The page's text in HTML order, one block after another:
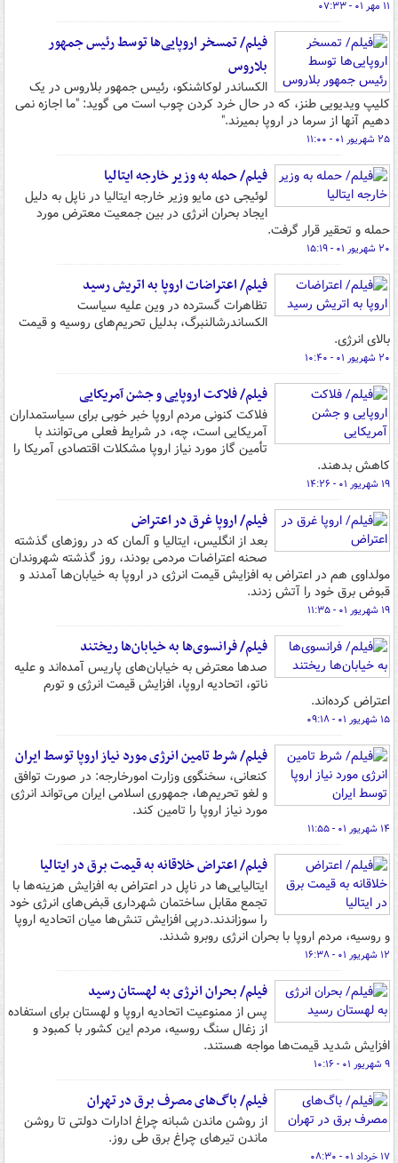
۱۱ مهر ۰۱ - ۰۷:۳۳
فیلم/ تمسخر اروپایی‌ها توسط رئیس جمهور
بلاروس
الکساندر لوکاشنکو، رئیس جمهور بلاروس در یک
کلیپ ویدیویی طنز، که در حال خرد کردن چوب است می گوید: "ما اجازه نمی
دهیم آنها از سرما در اروپا بمیرند."
۲۵ شهریور ۰۱ - ۱۱:۰۰
فیلم/ حمله به وزیر خارجه ایتالیا
لوئیجی دی مایو وزیر خارجه ایتالیا در ناپل به دلیل
ایجاد بحران انرژی در بین جمعیت معترض مورد
حمله و تحقیر قرار گرفت.
۲۰ شهریور ۰۱ - ۱۵:۱۹
فیلم/ اعتراضات اروپا به اتریش رسید
تظاهرات گسترده در وین علیه سیاست
الکساندرشالنبرگ، بدلیل تحریم‌های روسیه و قیمت
بالای انرژی.
۲۰ شهریور ۰۱ - ۱۰:۴۰
فیلم/ فلاکت اروپایی و جشن آمریکایی
فلاکت کنونی مردم اروپا خبر خوبی برای سیاستمداران
آمریکایی است، چه، در شرایط فعلی می‌توانند با
تأمین گاز مورد نیاز اروپا مشکلات اقتصادی آمریکا را
کاهش بدهند.
۱۹ شهریور ۰۱ - ۱۴:۲۶
فیلم/ اروپا غرق در اعتراض
بعد از انگلیس، ایتالیا و آلمان که در روزهای گذشته
صحنه اعتراضات مردمی بودند، روز گذشته شهروندان
مولداوی هم در اعتراض به افزایش قیمت انرژی در اروپا به خیابان‌ها آمدند و
قبوض برق خود را آتش زدند.
۱۹ شهریور ۰۱ - ۱۱:۳۵
فیلم/ فرانسوی‌ها به خیابان‌ها ریختند
صدها معترض به خیابان‌های پاریس آمده‌اند و علیه
ناتو، اتحادیه اروپا، افزایش قیمت انرژی و تورم
اعتراض کرده‌اند.
۱۵ شهریور ۰۱ - ۰۹:۱۸
فیلم/ شرط تامین انرژی مورد نیاز اروپا توسط ایران
کنعانی، سخنگوی وزارت امورخارجه: در صورت توافق
و لغو تحریم‌ها، جمهوری اسلامی ایران می‌تواند انرژی
مورد نیاز اروپا را تامین کند.
۱۴ شهریور ۰۱ - ۱۱:۵۵
فیلم/ اعتراض خلاقانه به قیمت برق در ایتالیا
ایتالیایی‌ها در ناپل در اعتراض به افزایش هزینه‌ها با
تجمع مقابل ساختمان شهرداری قبض‌های انرژی خود
را سوزاندند.درپی افزایش تنش‌ها میان اتحادیه اروپا
و روسیه، مردم اروپا با بحران انرژی روبرو شدند.
۱۲ شهریور ۰۱ - ۱۶:۳۸
فیلم/ بحران انرژی به لهستان رسید
پس از ممنوعیت اتحادیه اروپا و لهستان برای استفاده
از زغال سنگ روسیه، مردم این کشور با کمبود و
افزایش شدید قیمت‌ها مواجه هستند.
۹ شهریور ۰۱ - ۱۰:۱۶
فیلم/ باگ‌های مصرف برق در تهران
از روشن ماندن شبانه چراغ ادارات دولتی تا روشن
ماندن تیرهای چراغ برق طی روز.
۱۷ خرداد ۰۱ - ۰۸:۳۰